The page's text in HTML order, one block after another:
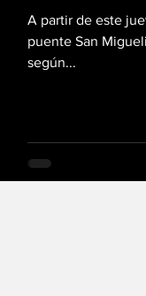
A partir de este
puente San
según...